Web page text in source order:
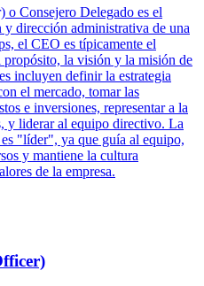
Consejero Delegado es el
y dirección administrativa de una
el CEO es típicamente el
la visión y la misión de
incluyen definir la estrategia
el mercado, tomar las
e inversiones, representar a la
y liderar al equipo directivo. La
"líder", ya que guía al equipo,
y mantiene la cultura
de la empresa.